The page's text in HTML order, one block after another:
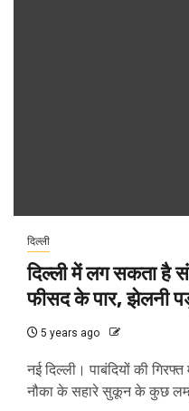
दिल्ली
दिल्ली में लग सकता है
फीसद के पार, झेलनी
5 years ago
नई दिल्ली। पाबंदियों की
नौका के सहारे सुकून के कुछ लम्हें